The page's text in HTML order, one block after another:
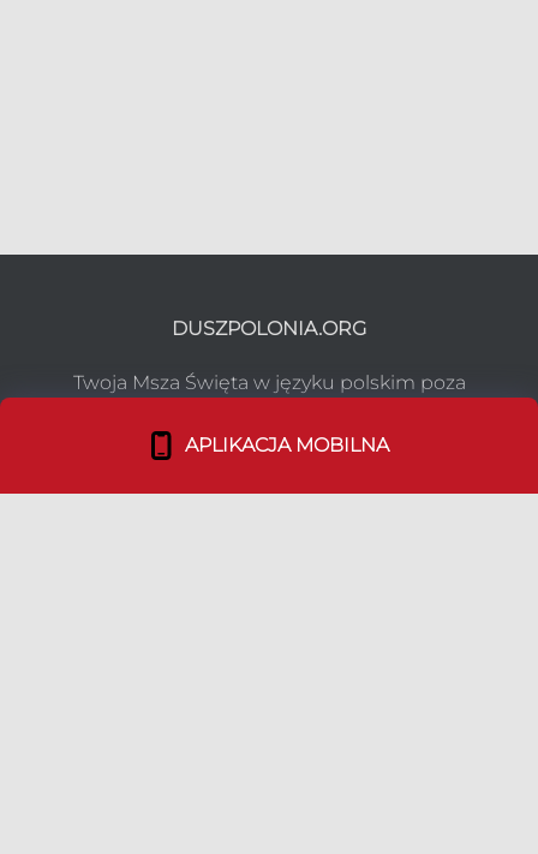
DUSZPOLONIA.ORG
Twoja Msza Święta w języku polskim poza
informacji.
APLIKACJA MOBILNA